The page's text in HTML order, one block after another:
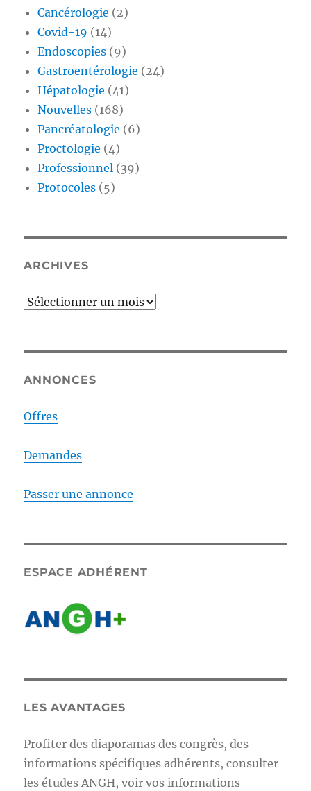
Cancérologie (2)
Covid-19 (14)
Endoscopies (9)
Gastroentérologie (24)
Hépatologie (41)
Nouvelles (168)
Pancréatologie (6)
Proctologie (4)
Professionnel (39)
Protocoles (5)
ARCHIVES
Archives
ANNONCES
Offres
Demandes
Passer une annonce
ESPACE ADHÉRENT
LES AVANTAGES
Profiter des diaporamas des congrès, des
informations spécifiques adhérents, consulter
les études ANGH, voir vos informations